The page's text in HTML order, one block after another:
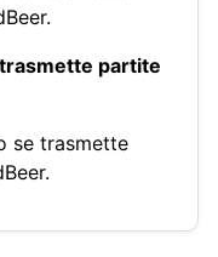
partite
se trasmette